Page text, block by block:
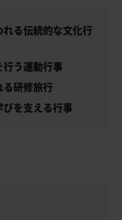
る伝統的な文化行
う運動行事
研修旅行
を支える行事